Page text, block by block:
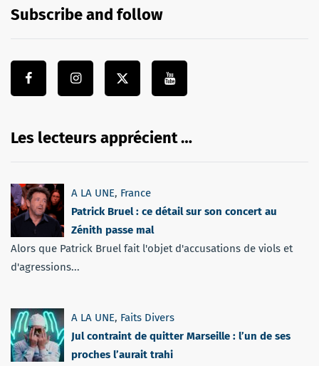
Subscribe and follow
Les lecteurs apprécient …
A LA UNE, France
Patrick Bruel : ce détail sur son concert au
Zénith passe mal
Alors que Patrick Bruel fait l'objet d'accusations de viols et
d'agressions...
A LA UNE, Faits Divers
Jul contraint de quitter Marseille : l’un de ses
proches l’aurait trahi